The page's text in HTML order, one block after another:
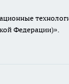
Федерации)».